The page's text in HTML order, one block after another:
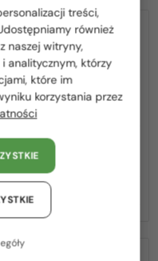
— Sončna očala
S4I - 64A0 V - 56
2-4 DNI
dla Ciebie kraj:
/ EN
treści,
również
naszej witryny,
analitycznym, którzy
które im
korzystania przez